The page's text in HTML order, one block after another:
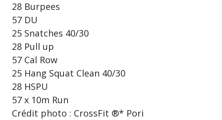
28 Burpees
57 DU
25 Snatches 40/30
28 Pull up
57 Cal Row
25 Hang Squat Clean 40/30
28 HSPU
57 x 10m Run
Crédit photo : CrossFit ®* Pori